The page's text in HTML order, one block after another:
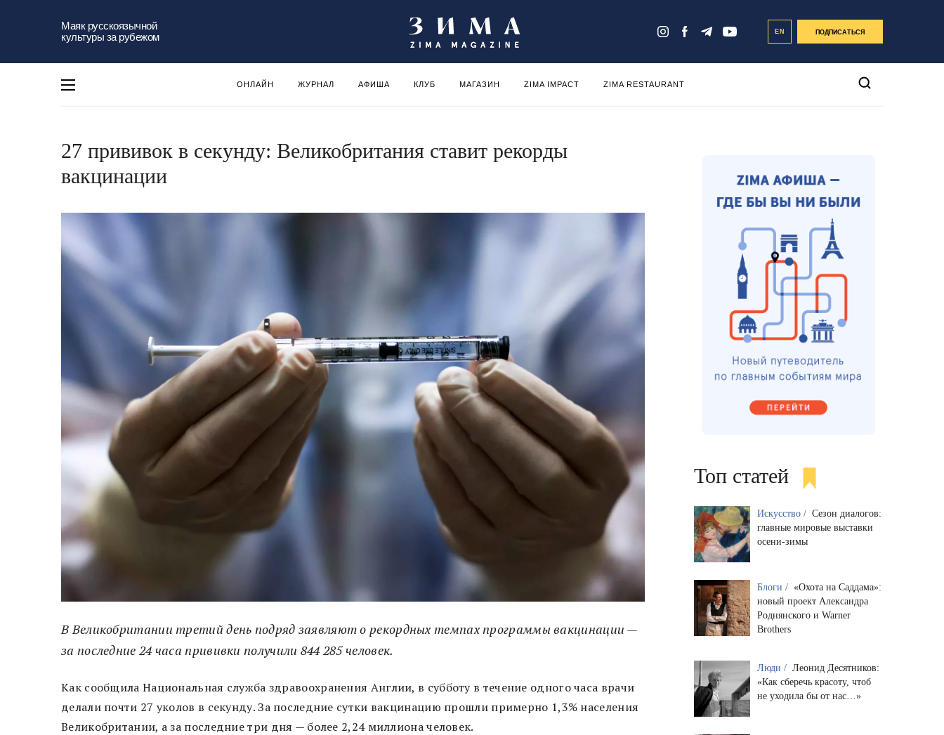
Маяк русскоязычной
культуры за рубежом
EN ПОДПИСАТЬСЯ
ОНЛАЙН ЖУРНАЛ АФИША КЛУБ МАГАЗИН ZIMA IMPACT ZIMA RESTAURANT
27 прививок в секунду: Великобритания ставит рекорды
вакцинации
В Великобритании третий день подряд заявляют о рекордных темпах программы вакцинации —
за последние 24 часа прививки получили 844 285 человек.
Как сообщила Национальная служба здравоохранения Англии, в субботу в течение одного часа врачи
делали почти 27 уколов в секунду. За последние сутки вакцинацию прошли примерно 1,3% населения
Великобритании, а за последние три дня — более 2,24 миллиона человек.
Топ статей
Искусство / Сезон диалогов:
главные мировые выставки
осени-зимы
Блоги / «Охота на Саддама»:
новый проект Александра
Роднянского и Warner
Brothers
Люди / Леонид Десятников:
«Как сберечь красоту, чтоб
не уходила бы от нас…»